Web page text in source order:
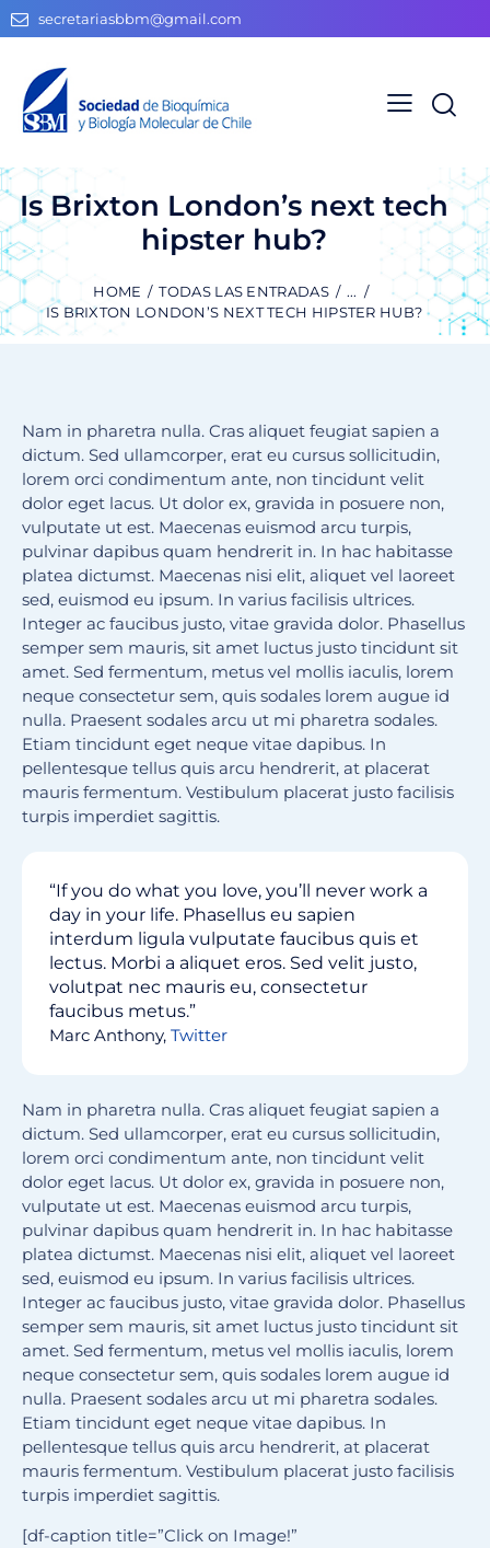
secretariasbbm@gmail.com
Is Brixton London’s next tech
hipster hub?
HOME TODAS LAS ENTRADAS
...
IS BRIXTON LONDON’S NEXT TECH HIPSTER HUB?
Nam in pharetra nulla. Cras aliquet feugiat sapien a
dictum. Sed ullamcorper, erat eu cursus sollicitudin,
lorem orci condimentum ante, non tincidunt velit
dolor eget lacus. Ut dolor ex, gravida in posuere non,
vulputate ut est. Maecenas euismod arcu turpis,
pulvinar dapibus quam hendrerit in. In hac habitasse
platea dictumst. Maecenas nisi elit, aliquet vel laoreet
sed, euismod eu ipsum. In varius facilisis ultrices.
Integer ac faucibus justo, vitae gravida dolor. Phasellus
semper sem mauris, sit amet luctus justo tincidunt sit
amet. Sed fermentum, metus vel mollis iaculis, lorem
neque consectetur sem, quis sodales lorem augue id
nulla. Praesent sodales arcu ut mi pharetra sodales.
Etiam tincidunt eget neque vitae dapibus. In
pellentesque tellus quis arcu hendrerit, at placerat
mauris fermentum. Vestibulum placerat justo facilisis
turpis imperdiet sagittis.
“If you do what you love, you’ll never work a
day in your life. Phasellus eu sapien
interdum ligula vulputate faucibus quis et
lectus. Morbi a aliquet eros. Sed velit justo,
volutpat nec mauris eu, consectetur
faucibus metus.”
Marc Anthony, Twitter
Nam in pharetra nulla. Cras aliquet feugiat sapien a
dictum. Sed ullamcorper, erat eu cursus sollicitudin,
lorem orci condimentum ante, non tincidunt velit
dolor eget lacus. Ut dolor ex, gravida in posuere non,
vulputate ut est. Maecenas euismod arcu turpis,
pulvinar dapibus quam hendrerit in. In hac habitasse
platea dictumst. Maecenas nisi elit, aliquet vel laoreet
sed, euismod eu ipsum. In varius facilisis ultrices.
Integer ac faucibus justo, vitae gravida dolor. Phasellus
semper sem mauris, sit amet luctus justo tincidunt sit
amet. Sed fermentum, metus vel mollis iaculis, lorem
neque consectetur sem, quis sodales lorem augue id
nulla. Praesent sodales arcu ut mi pharetra sodales.
Etiam tincidunt eget neque vitae dapibus. In
pellentesque tellus quis arcu hendrerit, at placerat
mauris fermentum. Vestibulum placerat justo facilisis
turpis imperdiet sagittis.
[df-caption title=”Click on Image!”